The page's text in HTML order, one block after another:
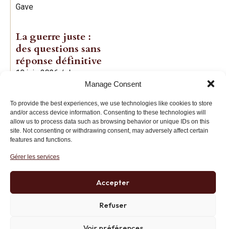
Manage Consent
To provide the best experiences, we use technologies like cookies to store
and/or access device information. Consenting to these technologies will
allow us to process data such as browsing behavior or unique IDs on this
site. Not consenting or withdrawing consent, may adversely affect certain
features and functions.
Gérer les services
Accepter
Refuser
Gave
La guerre juste :
des questions sans
réponse définitive
19 juin 2026 / Jean-
Institut des Libertés
+33 (0)1 71 20 45 39